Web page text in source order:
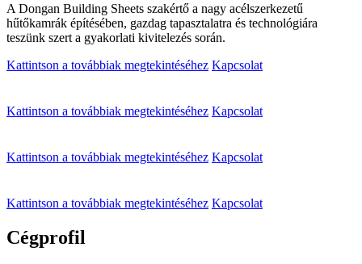
A Dongan Building Sheets szakértő a nagy acélszerkezetű
hűtőkamrák építésében, gazdag tapasztalatra és technológiára
teszünk szert a gyakorlati kivitelezés során.
Kattintson a továbbiak megtekintéséhez Kapcsolat
Kattintson a továbbiak megtekintéséhez Kapcsolat
Kattintson a továbbiak megtekintéséhez Kapcsolat
Kattintson a továbbiak megtekintéséhez Kapcsolat
Cégprofil